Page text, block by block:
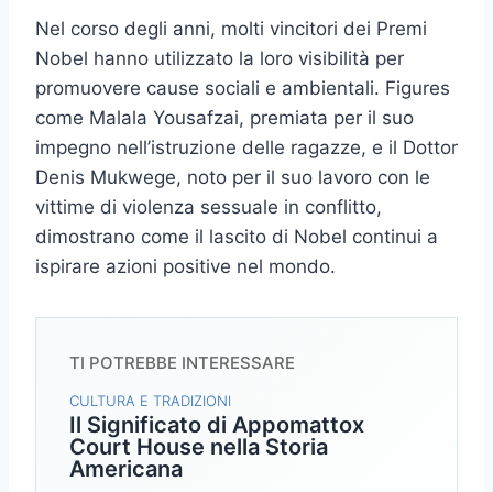
Nel corso degli anni, molti vincitori dei Premi
Nobel hanno utilizzato la loro visibilità per
promuovere cause sociali e ambientali. Figures
come Malala Yousafzai, premiata per il suo
impegno nell’istruzione delle ragazze, e il Dottor
Denis Mukwege, noto per il suo lavoro con le
vittime di violenza sessuale in conflitto,
dimostrano come il lascito di Nobel continui a
ispirare azioni positive nel mondo.
TI POTREBBE INTERESSARE
CULTURA E TRADIZIONI
Il Significato di Appomattox
Court House nella Storia
Americana